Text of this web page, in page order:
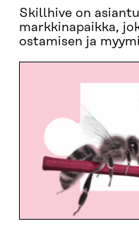
Skillhive on
markkinapaikka,
ostamisen ja